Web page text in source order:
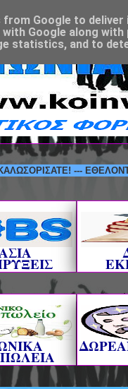
---
Google to
Google along
statistics, and to